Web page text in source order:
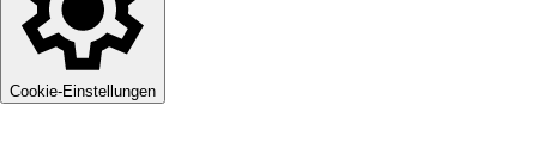
Cookie-Einstellungen